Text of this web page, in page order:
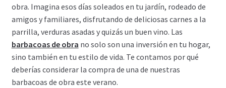
obra. Imagina esos días soleados en tu jardín, rodeado de
amigos y familiares, disfrutando de deliciosas carnes a la
parrilla, verduras asadas y quizás un buen vino. Las
barbacoas de obra no solo son una inversión en tu hogar,
sino también en tu estilo de vida. Te contamos por qué
deberías considerar la compra de una de nuestras
barbacoas de obra este verano.